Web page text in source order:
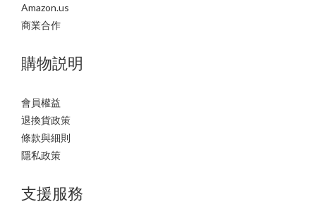
Amazon.us
商業合作
購物説明
會員權益
退換貨政策
條款與細則
隱私政策
支援服務